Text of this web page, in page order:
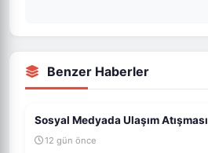
Benzer Haberler
Sosyal Medyada Ulaşım Atışması
12 gün önce